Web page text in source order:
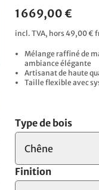
1 669,00 €
incl. TVA, hors 49,00 €
Mélange raffiné de
ambiance élégante
Artisanat de haute
Taille flexible avec
Type de bois
Chêne
Finition